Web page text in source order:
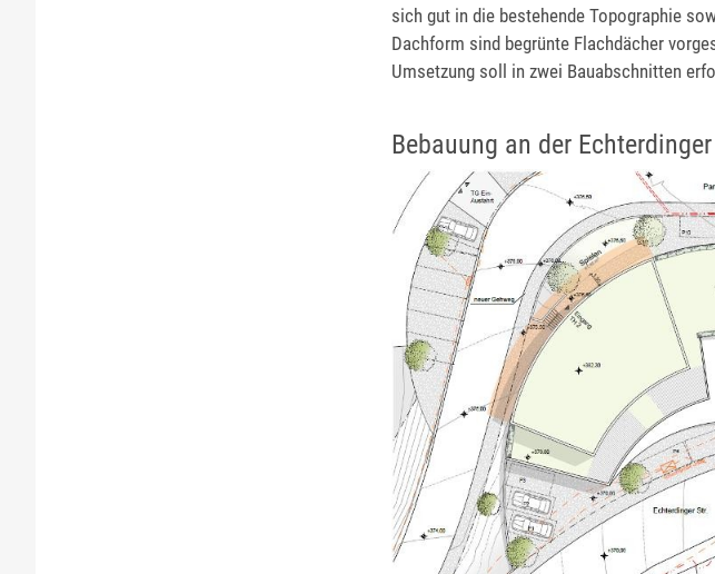
sich gut in die bestehende Topographie
Dachform sind begrünte Flachdächer
Umsetzung soll in zwei Bauabschnitten
Bebauung an der